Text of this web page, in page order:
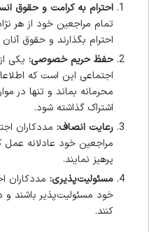
احترام به کرامت و حقوق
تمام مراجعین خود از هر
احترام بگذارند و حقوق آنان
حفظ حریم خصوصی: یکی
اجتماعی این است که
محرمانه بماند و تنها در
اشتراک گذاشته شود.
رعایت انصاف: مددکاران
مراجعین خود عادلانه عمل
پرهیز نمایند.
مسئولیت‌پذیری: مددکاران
خود مسئولیت‌پذیر باشند و
کنند.